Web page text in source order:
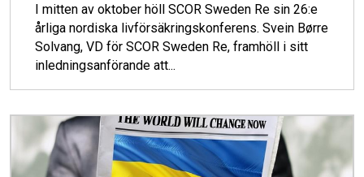
I mitten av oktober höll SCOR Sweden Re sin 26:e
årliga nordiska livförsäkringskonferens. Svein Børre
Solvang, VD för SCOR Sweden Re, framhöll i sitt
inledningsanförande att...